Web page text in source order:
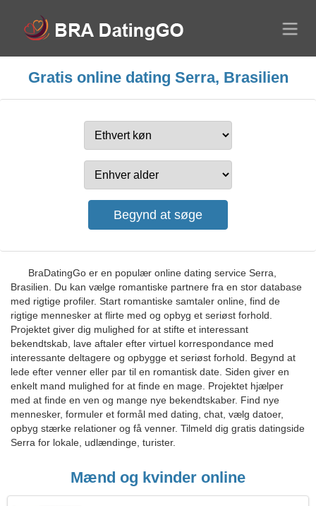
Gratis online dating Serra, Brasilien
BraDatingGo er en populær online dating service Serra,
Brasilien. Du kan vælge romantiske partnere fra en stor database
med rigtige profiler. Start romantiske samtaler online, find de
rigtige mennesker at flirte med og opbyg et seriøst forhold.
Projektet giver dig mulighed for at stifte et interessant
bekendtskab, lave aftaler efter virtuel korrespondance med
interessante deltagere og opbygge et seriøst forhold. Begynd at
lede efter venner eller par til en romantisk date. Siden giver en
enkelt mand mulighed for at finde en mage. Projektet hjælper
med at finde en ven og mange nye bekendtskaber. Find nye
mennesker, formuler et formål med dating, chat, vælg datoer,
opbyg stærke relationer og få venner. Tilmeld dig gratis datingside
Serra for lokale, udlændinge, turister.
Mænd og kvinder online